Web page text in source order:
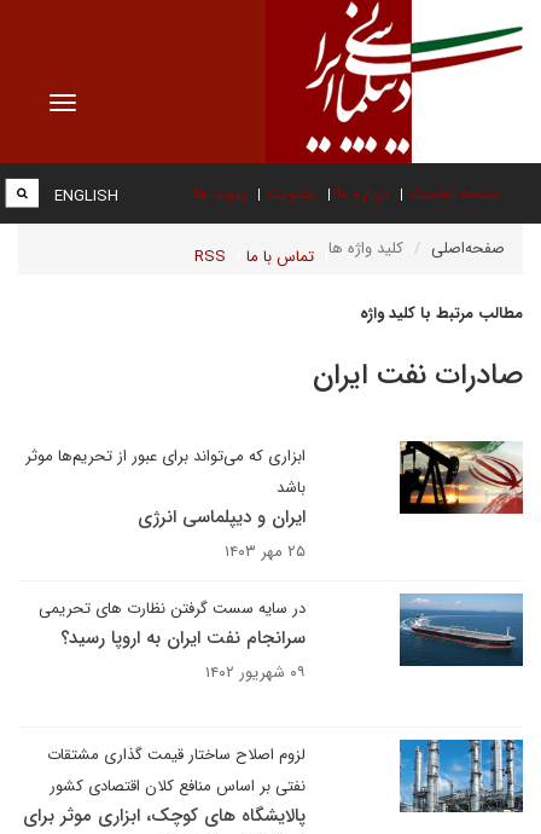
Toggle
صفحه نخست درباره ما عضویت پیوند ها
تماس با ما RSS
ENGLISH
صفحه‌اصلی کلید واژه ها
مطالب مرتبط با کلید واژه
صادرات نفت ایران
ابزاری که می‌تواند برای عبور از تحریم‌ها موثر
باشد
ایران و دیپلماسی انرژی
۲۵ مهر ۱۴۰۳
در سایه سست گرفتن نظارت های تحریمی
سرانجام نفت ایران به اروپا رسید؟
۰۹ شهریور ۱۴۰۲
لزوم اصلاح ساختار قیمت گذاری مشتقات
نفتی بر اساس منافع کلان اقتصادی کشور
پالایشگاه های کوچک، ابزاری موثر برای